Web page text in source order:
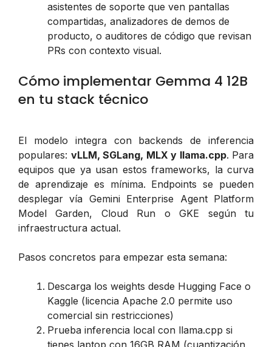
asistentes de soporte que ven pantallas
compartidas, analizadores de demos de
producto, o auditores de código que revisan
PRs con contexto visual.
Cómo implementar Gemma 4 12B
en tu stack técnico
El modelo integra con backends de inferencia
populares: vLLM, SGLang, MLX y llama.cpp. Para
equipos que ya usan estos frameworks, la curva
de aprendizaje es mínima. Endpoints se pueden
desplegar vía Gemini Enterprise Agent Platform
Model Garden, Cloud Run o GKE según tu
infraestructura actual.
Pasos concretos para empezar esta semana:
Descarga los weights desde Hugging Face o
Kaggle (licencia Apache 2.0 permite uso
comercial sin restricciones)
Prueba inferencia local con llama.cpp si